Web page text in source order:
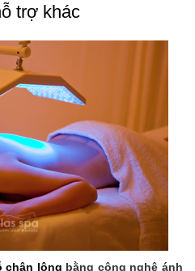
trợ khác
chân lông bằng công nghệ ánh